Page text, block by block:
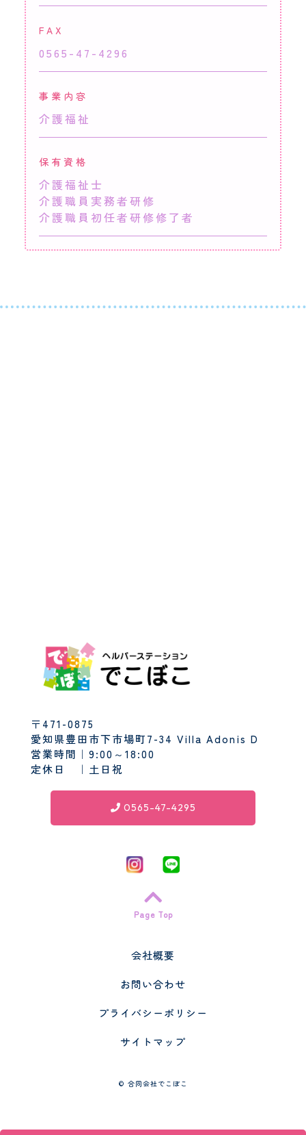
FAX
0565-47-4296
事業内容
介護福祉
保有資格
介護福祉士
介護職員実務者研修
介護職員初任者研修修了者
〒471-0875
愛知県豊田市下市場町7-34 Villa Adonis D
営業時間｜9:00～18:00
定休日 ｜土日祝
0565-47-4295
Page Top
会社概要
お問い合わせ
プライバシーポリシー
サイトマップ
© 合同会社でこぼこ